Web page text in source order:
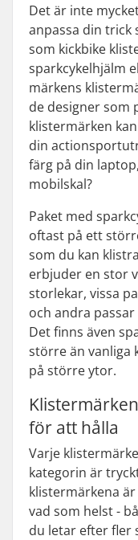
Det är inte
anpassa din trick
som kickbike
sparkcykelhjälm
märkens
de designer som
klistermärken
din
färg på din
mobilskal?
Paket med
oftast på ett
som du kan
erbjuder en stor
storlekar, vissa
och andra
Det finns även
större än vanliga
på större ytor.
för att hålla
Varje
kategorin är
klistermärkena
vad som helst -
du letar efter fler